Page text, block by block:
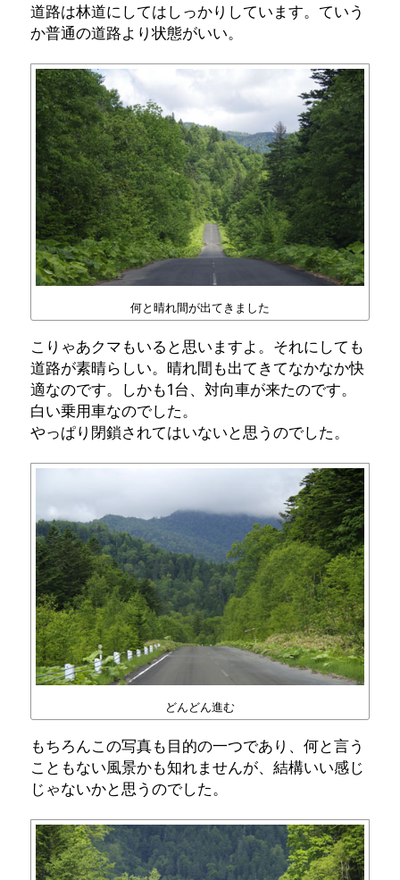
道路は林道にしてはしっかりしています。ていう
か普通の道路より状態がいい。
何と晴れ間が出てきました
こりゃあクマもいると思いますよ。それにしても
道路が素晴らしい。晴れ間も出てきてなかなか快
適なのです。しかも1台、対向車が来たのです。
白い乗用車なのでした。
やっぱり閉鎖されてはいないと思うのでした。
どんどん進む
もちろんこの写真も目的の一つであり、何と言う
こともない風景かも知れませんが、結構いい感じ
じゃないかと思うのでした。